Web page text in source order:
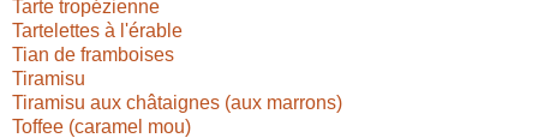
Tarte tropézienne
Tartelettes à l'érable
Tian de framboises
Tiramisu
Tiramisu aux châtaignes (aux marrons)
Toffee (caramel mou)